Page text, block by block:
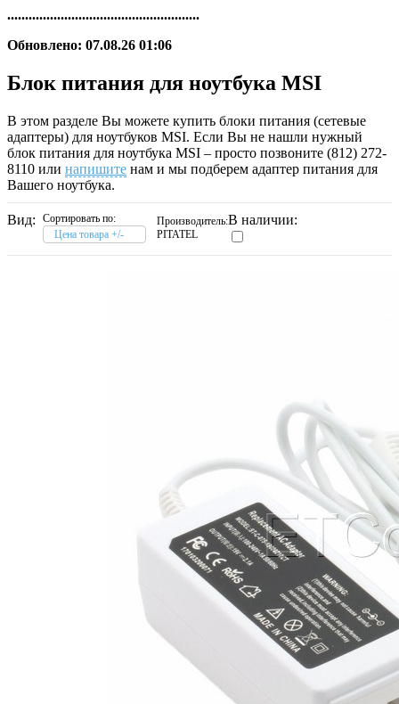
......................................................
Обновлено: 07.08.26 01:06
Блок питания для ноутбука MSI
В этом разделе Вы можете купить блоки питания (сетевые
адаптеры) для ноутбуков MSI. Если Вы не нашли нужный
блок питания для ноутбука MSI – просто позвоните (812) 272-
8110 или напишите нам и мы подберем адаптер питания для
Вашего ноутбука.
Вид:
Сортировать по:
Цена товара +/-
Производитель:
PITATEL
В наличии: